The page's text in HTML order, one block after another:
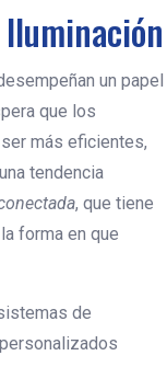
un papel
que los
más eficientes,
tendencia
, que tiene
forma en que
de